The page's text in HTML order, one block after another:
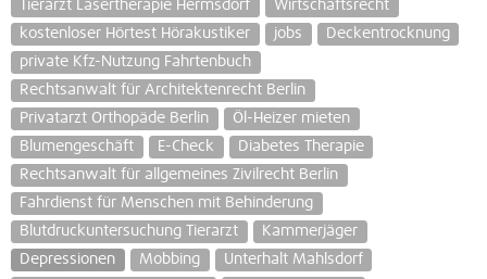
Tierarzt Lasertherapie Hermsdorf
Wirtschaftsrecht
kostenloser Hörtest Hörakustiker
jobs
Deckentrocknung
private Kfz-Nutzung Fahrtenbuch
Rechtsanwalt für Architektenrecht Berlin
Privatarzt Orthopäde Berlin
Öl-Heizer mieten
Blumengeschäft
E-Check
Diabetes Therapie
Rechtsanwalt für allgemeines Zivilrecht Berlin
Fahrdienst für Menschen mit Behinderung
Blutdruckuntersuchung Tierarzt
Kammerjäger
Depressionen
Mobbing
Unterhalt Mahlsdorf